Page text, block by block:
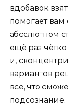
вдобавок
помогает вам
абсолютном
ещё раз
и,
вариантов
всё, что